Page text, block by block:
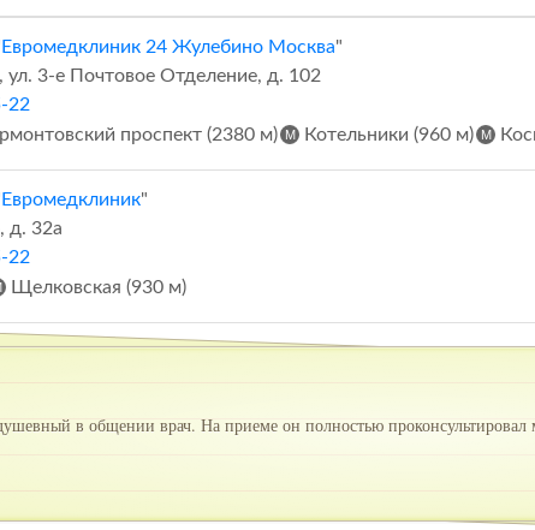
Евромедклиник 24 Жулебино Москва"
3-е Почтовое Отделение, д. 102
22
проспект (2380 м) Котельники (960 м)
Евромедклиник"
д. 32а
22
Щелковская (930 м)
в общении врач. На приеме он полностью